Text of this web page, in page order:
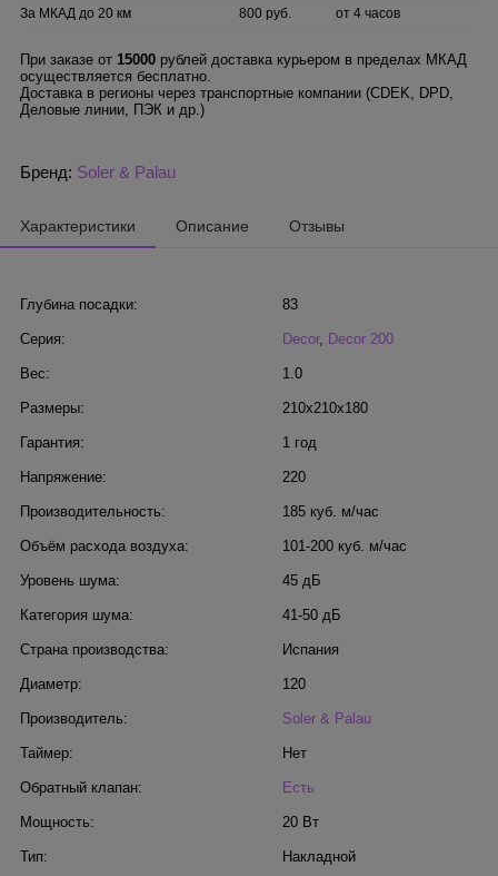
За МКАД до 20 км
800 руб. от 4 часов
При заказе от 15000 рублей доставка курьером в пределах МКАД
осуществляется бесплатно.
Доставка в регионы через транспортные компании (CDEK, DPD,
Деловые линии, ПЭК и др.)
Бренд: Soler & Palau
Характеристики Описание Отзывы
Глубина посадки: 83
Серия: Decor, Decor 200
Вес: 1.0
Размеры: 210x210x180
Гарантия: 1 год
Напряжение: 220
Производительность: 185 куб. м/час
Объём расхода воздуха: 101-200 куб. м/час
Уровень шума: 45 дБ
Категория шума: 41-50 дБ
Страна производства: Испания
Диаметр: 120
Производитель: Soler & Palau
Таймер: Нет
Обратный клапан: Есть
Мощность: 20 Вт
Тип: Накладной